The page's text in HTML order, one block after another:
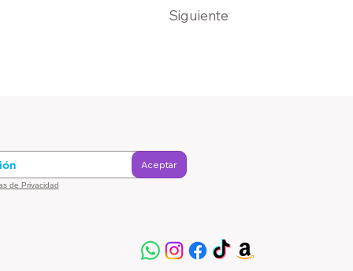
Siguiente
Aceptar
de Privacidad